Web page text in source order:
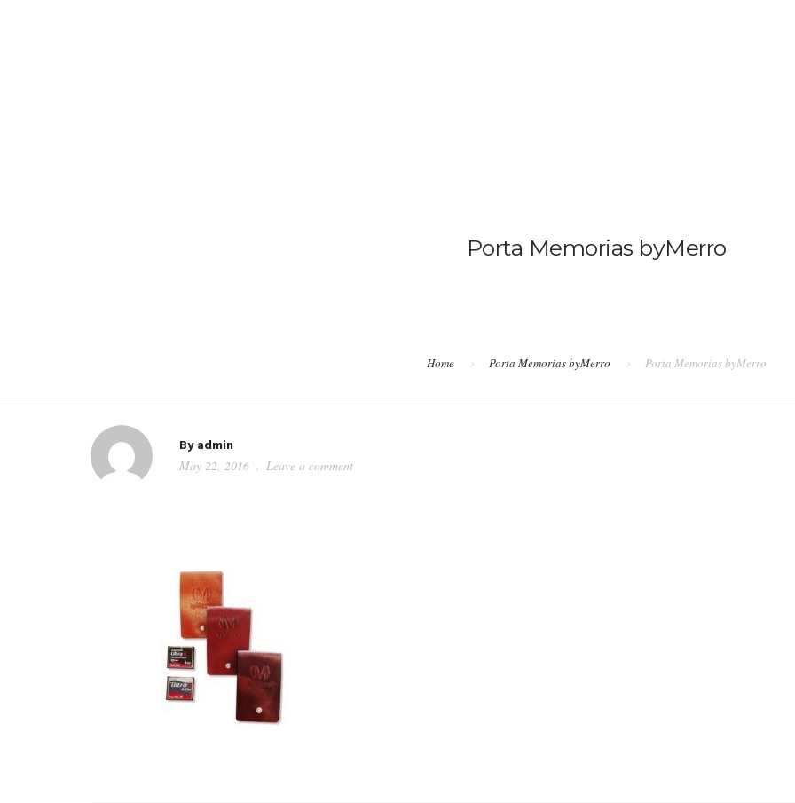
Porta Memorias byMerro
Home Porta Memorias byMerro Porta Memorias byMerro
Byadmin
May 22, 2016 Leave a comment